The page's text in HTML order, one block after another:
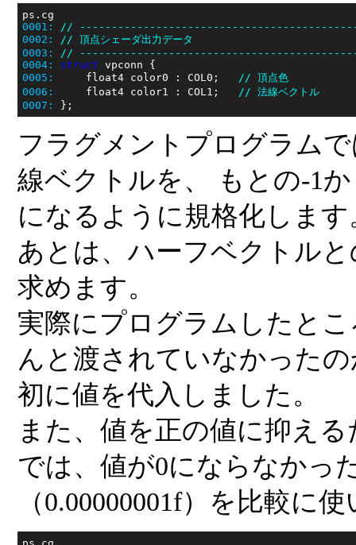
0001:
//
0002:
// 頂点シェーダ出力データ
0003:
//
0004:
struct
0005:
     float4 color0 : COL0;
// 頂点色
0006:
     float4 color1 : COL1;
// 法線ベクトル
0007:
フラグメントプログラム
線ベクトルを、 もとの-1
になるように規格化します
あとは、ハーフベクトル
求めます。
実際にプログラムしたと
んと渡されていなかった
初に値を代入しました。
また、値を正の値に抑え
では、値が0にならなかっ
（0.00000001f）を比較に